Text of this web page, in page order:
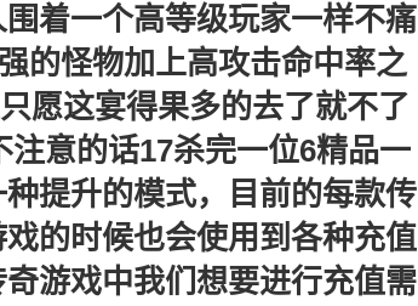
着一个高等级玩家一样不痛
的怪物加上高攻击命中率之
愿这宴得果多的去了就不了
意的话17杀完一位6精品一
提升的模式，目前的每款传
的时候也会使用到各种充值
游戏中我们想要进行充值需